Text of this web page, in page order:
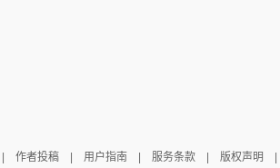
作者投稿| 用户指南 服务条款| 版权声明